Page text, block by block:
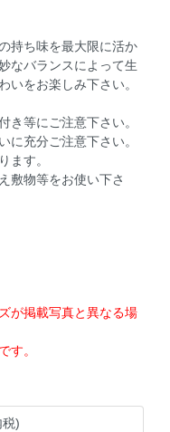
持ち味を最大限に活か
なバランスによって生
いをお楽しみ下さい。
き等にご注意下さい。
に充分ご注意下さい。
ます。
敷物等をお使い下さ
が掲載写真と異なる場
す。
)